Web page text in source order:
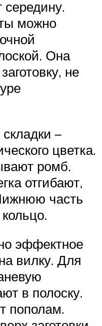
середину.
можно
Она
не
–
цветка.
ромб.
отгибают,
часть
эффектное
вилку. Для
в полоску.
пополам.